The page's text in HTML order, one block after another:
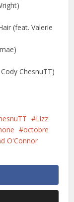
(feat. Valerie
ChesnuTT)
Lizz
octobre
O'Connor